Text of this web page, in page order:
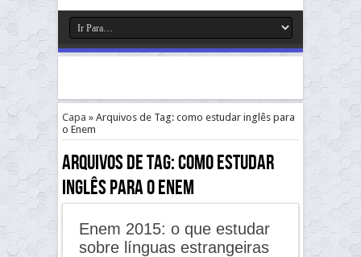
Capa » Arquivos de Tag: como estudar inglês para
o Enem
Arquivos de Tag:como estudar
inglês para o Enem
Enem 2015: o que estudar
sobre línguas estrangeiras